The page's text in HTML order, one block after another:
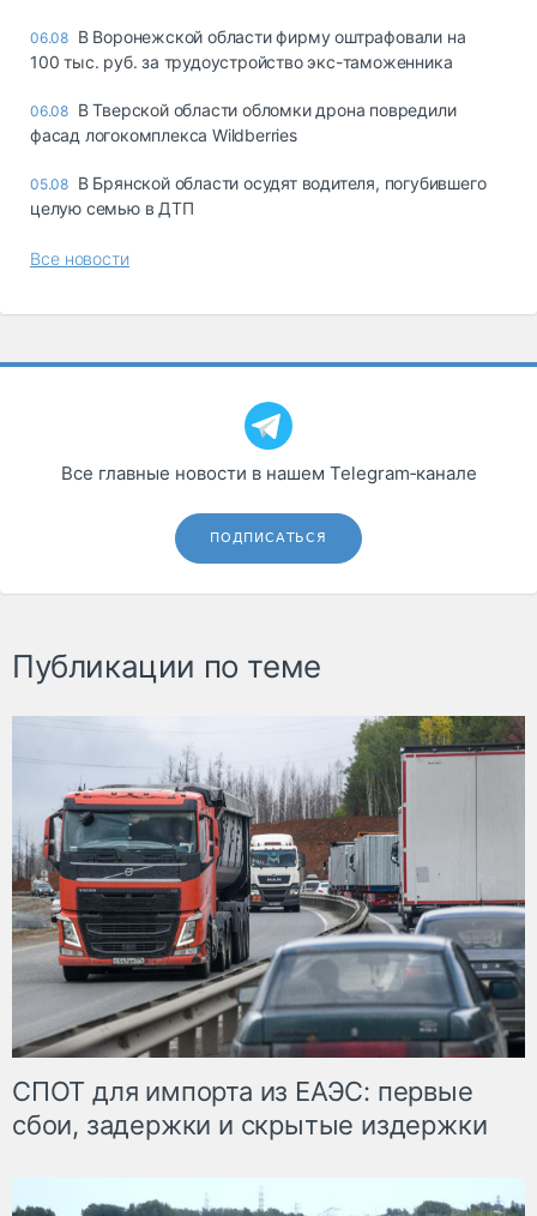
06.08 В Воронежской области фирму оштрафовали на
100 тыс. руб. за трудоустройство экс-таможенника
06.08 В Тверской области обломки дрона повредили
фасад логокомплекса Wildberries
05.08 В Брянской области осудят водителя, погубившего
целую семью в ДТП
Все новости
Все главные новости в нашем Telegram‑канале
ПОДПИСАТЬСЯ
Публикации по теме
СПОТ для импорта из ЕАЭС: первые
сбои, задержки и скрытые издержки